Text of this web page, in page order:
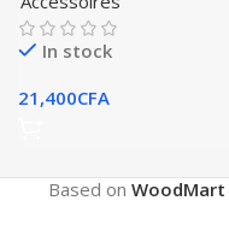
In stock
21,400CFA
Based on WoodMart